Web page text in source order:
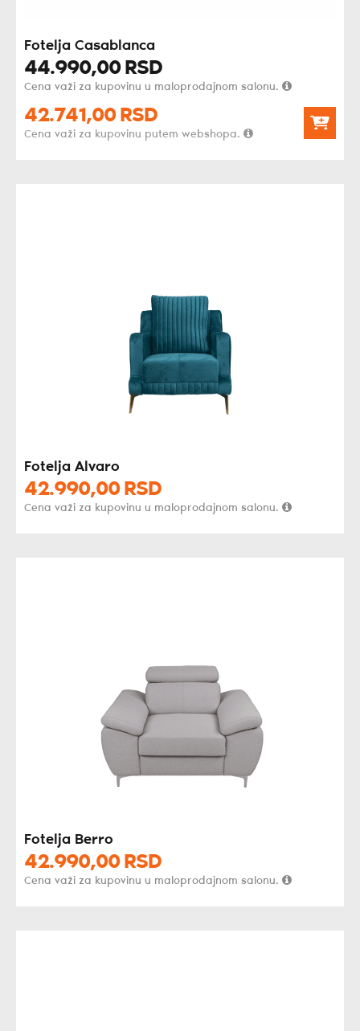
Fotelja Casablanca
44.990,00 RSD
Cena važi za kupovinu u maloprodajnom salonu.
42.741,00 RSD
Cena važi za kupovinu putem webshopa.
Fotelja Alvaro
42.990,00 RSD
Cena važi za kupovinu u maloprodajnom salonu.
Fotelja Berro
42.990,00 RSD
Cena važi za kupovinu u maloprodajnom salonu.